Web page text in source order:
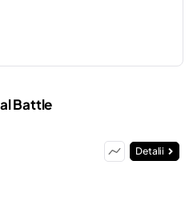
Battle
Detalii